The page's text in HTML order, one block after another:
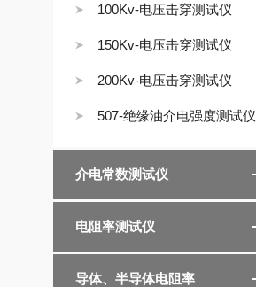
100Kv-电压击穿测试仪
150Kv-电压击穿测试仪
200Kv-电压击穿测试仪
507-绝缘油介电强度测试仪
介电常数测试仪
电阻率测试仪
导体、半导体电阻率